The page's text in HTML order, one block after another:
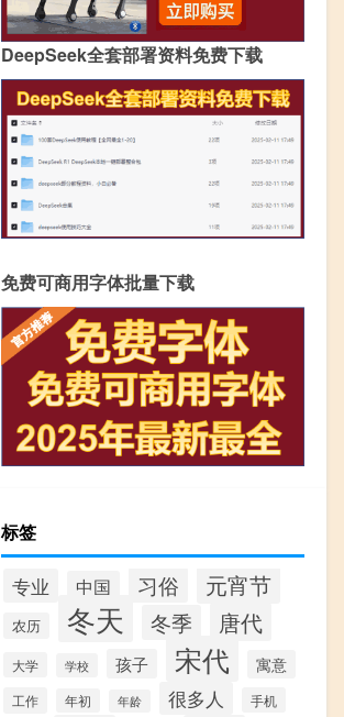
DeepSeek全套部署资料免费下载
免费可商用字体批量下载
标签
专业 中国 习俗 元宵节
农历 冬天 冬季 唐代
大学 学校 孩子 宋代 寓意
工作 年初 年龄 很多人 手机